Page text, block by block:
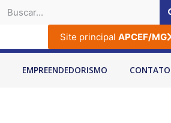
Site principal APCEF/MG
EMPREENDEDORISMO CONTATO